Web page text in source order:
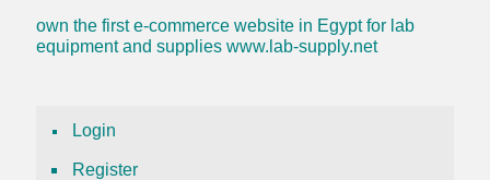
own the first e-commerce website in Egypt for lab
equipment and supplies www.lab-supply.net
Login
Register